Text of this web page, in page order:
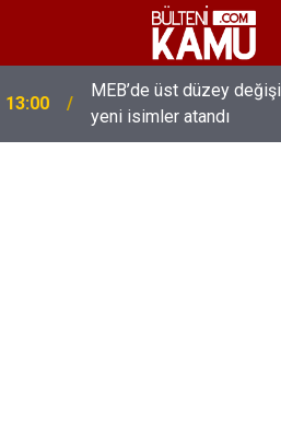
13:00
MEB’de üst düzey
yeni isimler atandı